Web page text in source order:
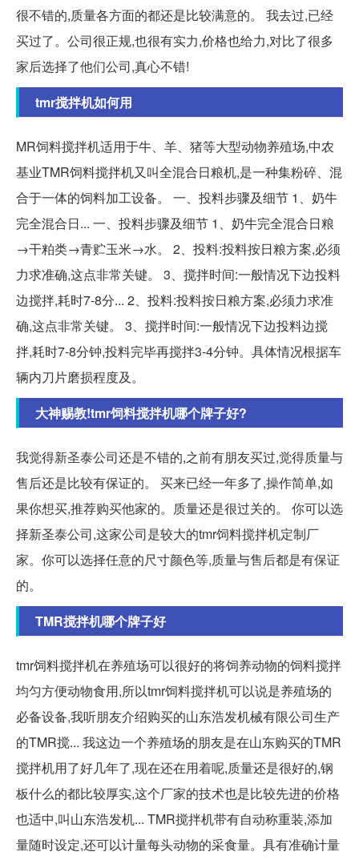
很不错的,质量各方面的都还是比较满意的。 我去过,已经
买过了。公司很正规,也很有实力,价格也给力,对比了很多
家后选择了他们公司,真心不错!
tmr搅拌机如何用
MR饲料搅拌机适用于牛、羊、猪等大型动物养殖场,中农
基业TMR饲料搅拌机又叫全混合日粮机,是一种集粉碎、混
合于一体的饲料加工设备。 一、投料步骤及细节 1、奶牛
完全混合日... 一、投料步骤及细节 1、奶牛完全混合日粮
→干粕类→青贮玉米→水。 2、投料:投料按日粮方案,必须
力求准确,这点非常关键。 3、搅拌时间:一般情况下边投料
边搅拌,耗时7-8分... 2、投料:投料按日粮方案,必须力求准
确,这点非常关键。 3、搅拌时间:一般情况下边投料边搅
拌,耗时7-8分钟,投料完毕再搅拌3-4分钟。具体情况根据车
辆内刀片磨损程度及。
大神赐教!tmr饲料搅拌机哪个牌子好?
我觉得新圣泰公司还是不错的,之前有朋友买过,觉得质量与
售后还是比较有保证的。 买来已经一年多了,操作简单,如
果你想买,推荐购买他家的。质量还是很过关的。 你可以选
择新圣泰公司,这家公司是较大的tmr饲料搅拌机定制厂
家。你可以选择任意的尺寸颜色等,质量与售后都是有保证
的。
TMR搅拌机哪个牌子好
tmr饲料搅拌机在养殖场可以很好的将饲养动物的饲料搅拌
均匀方便动物食用,所以tmr饲料搅拌机可以说是养殖场的
必备设备,我听朋友介绍购买的山东浩发机械有限公司生产
的TMR搅... 我这边一个养殖场的朋友是在山东购买的TMR
搅拌机用了好几年了,现在还在用着呢,质量还是很好的,钢
板什么的都比较厚实,这个厂家的技术也是比较先进的价格
也适中,叫山东浩发机... TMR搅拌机带有自动称重装,添加
量随时设定,还可以计量每头动物的采食量。具有准确计量